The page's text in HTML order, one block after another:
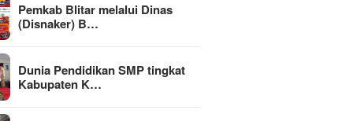
Pemkab Blitar melalui Dinas
(Disnaker) B…
Dunia Pendidikan SMP tingkat
Kabupaten K…